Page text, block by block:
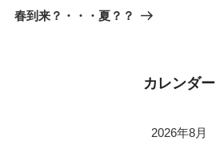
ゲ
稿
の
春到来？・・・夏？？
カレンダー
2026年8月